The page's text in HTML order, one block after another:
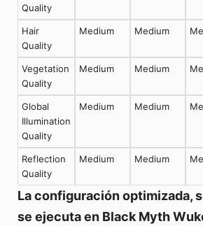
Quality
Hair
Quality
Medium Medium
Vegetation
Quality
Medium Medium
Global
Illumination
Quality
Medium Medium
Reflection
Quality
Medium Medium
La configuración optimizada,
se ejecuta en Black Myth